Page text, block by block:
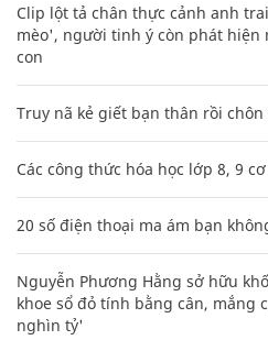
Clip lột tả chân thực cảnh anh
mèo', người tinh ý còn phát hiện
con
Truy nã kẻ giết bạn thân rồi
Các công thức hóa học lớp 8, 9
20 số điện thoại ma ám bạn
Nguyễn Phương Hằng sở hữu
khoe sổ đỏ tính bằng cân, mắng
nghìn tỷ'